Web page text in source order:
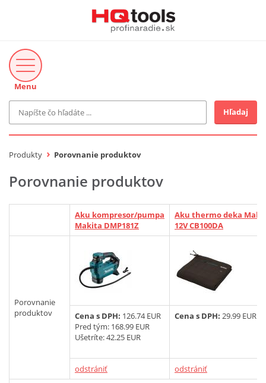
Značka
Makita-Záhrada
Bosch
Proxxon Industrial
Stihl
novinka v ponuke
Hľadaj
Menu
Produkty Porovnanie produktov
Porovnanie produktov
Aku kompresor/pumpa
Makita DMP181Z
Aku thermo deka
12V CB100DA
Porovnanie
produktov
Cena s DPH: 126.74 EUR
Pred tým: 168.99 EUR
Ušetríte: 42.25 EUR
Cena s DPH: 29.99 EUR
odstrániť
odstrániť